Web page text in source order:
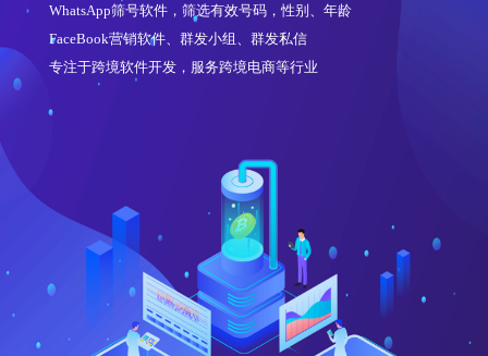
WhatsApp筛号软件，筛选有效号码，性别、年龄
FaceBook营销软件、群发小组、群发私信
专注于跨境软件开发，服务跨境电商等行业